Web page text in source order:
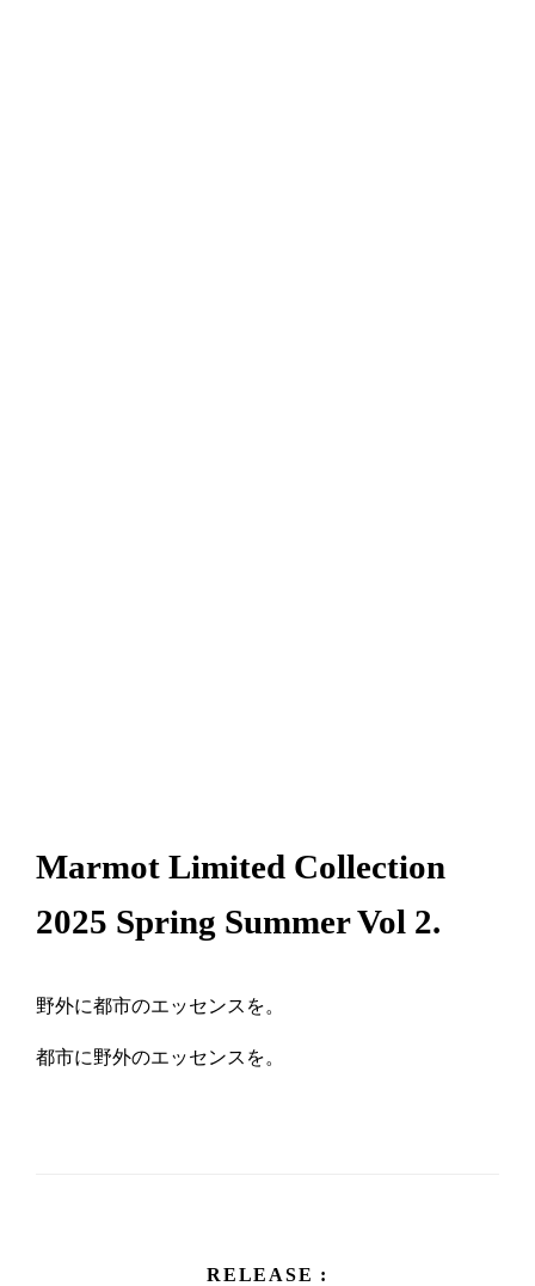
Marmot Limited Collection
2025 Spring Summer Vol 2.
野外に都市のエッセンスを。
都市に野外のエッセンスを。
RELEASE :